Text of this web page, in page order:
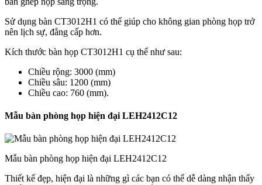
Sử dụng bàn CT3012H1 có thể giúp cho không gian phòng họp trở
nên lịch sự, đẳng cấp hơn.
Kích thước bàn họp CT3012H1 cụ thể như sau:
Chiều rộng: 3000 (mm)
Chiều sâu: 1200 (mm)
Chiều cao: 760 (mm).
Mẫu bàn phòng họp hiện đại LEH2412C12
Mẫu bàn phòng họp hiện đại LEH2412C12
Thiết kế đẹp, hiện đại là những gì các bạn có thể dễ dàng nhận thấy